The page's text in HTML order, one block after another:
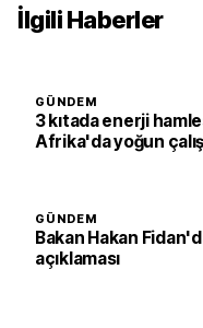
İlgili Haberler
GÜNDEM
3 kıtada enerji
Afrika'da yoğun
GÜNDEM
Bakan Hakan
açıklaması